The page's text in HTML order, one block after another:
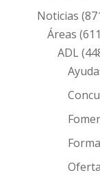
Noticias
Áreas
ADL